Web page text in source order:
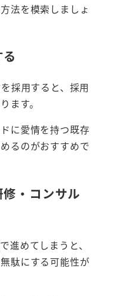
法を模索しましょ
採用すると、採用
ます。
に愛情を持つ既存
るのがおすすめで
・コンサル
進めてしまうと、
駄にする可能性が